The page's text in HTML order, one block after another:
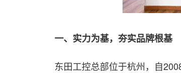
一、实力为基，夯实品牌根基
东田工控总部位于杭州，自2008